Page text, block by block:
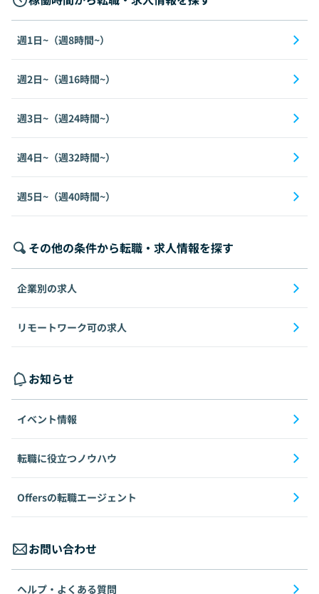
週1日~（週8時間~）
週2日~（週16時間~）
週3日~（週24時間~）
週4日~（週32時間~）
週5日~（週40時間~）
その他の条件から転職・求人情報を探す
企業別の求人
リモートワーク可の求人
お知らせ
イベント情報
転職に役立つノウハウ
Offersの転職エージェント
お問い合わせ
ヘルプ・よくある質問